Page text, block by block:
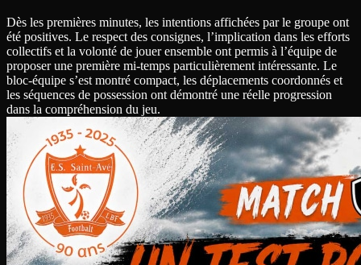
Dès les premières minutes, les intentions affichées par le groupe ont
été positives. Le respect des consignes, l’implication dans les efforts
collectifs et la volonté de jouer ensemble ont permis à l’équipe de
proposer une première mi-temps particulièrement intéressante. Le
bloc-équipe s’est montré compact, les déplacements coordonnés et
les séquences de possession ont démontré une réelle progression
dans la compréhension du jeu.